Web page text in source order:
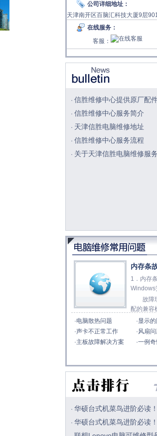
公司详细地址：
天津南开区百脑汇科技大厦9层
在线服务：
客服：
· 信胜维修中心提供原厂配
· 信胜维修中心服务简介
· 天津信胜电脑维修地址
· 信胜维修中心服务流程
· 关于天津信胜电脑维修服
内存条
1．内存
Windows
故障现
配的兼容
·电脑散热问题 ·显示
·声卡不正常工作 ·风扇
·主板故障解决方案 ·一例
· 华硕台式机菜鸟进阶必读
· 华硕台式机菜鸟进阶必读